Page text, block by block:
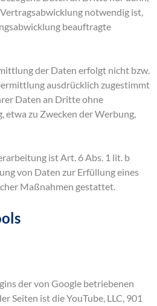
notwendig ist,
beauftragte
der Daten erfolgt nicht bzw.
ausdrücklich zugestimmt
Daten an Dritte ohne
etwa zu Zwecken der Werbung,
ist Art. 6 Abs. 1 lit. b
von Daten zur Erfüllung eines
Maßnahmen gestattet.
der von Google betriebenen
Seiten ist die YouTube, LLC, 901